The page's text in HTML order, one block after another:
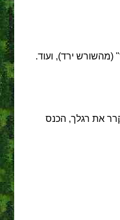
(מהשורש ירד), ועוד.
את רגלך, הכנס